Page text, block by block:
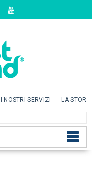
I NOSTRI SERVIZI LA